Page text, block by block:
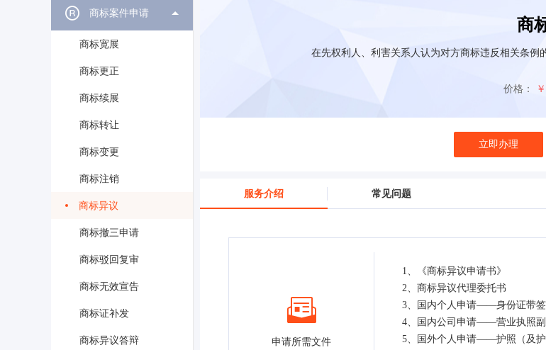
商标案件申请
商标宽展
商标更正
商标续展
商标转让
商标变更
商标注销
商标异议
商标撤三申请
商标驳回复审
商标无效宣告
商标证补发
商标异议答辩
商
在先权利人、利害关系人认为对方商标违反相关条例
价格： ￥
立即办理
服务介绍 常见问题
申请所需文件
1、《商标异议申请书》
2、商标异议代理委托书
3、国内个人申请——身份证带签
4、国内公司申请——营业执照副
5、国外个人申请——护照（及护